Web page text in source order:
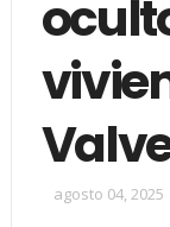
agosto 04, 2025